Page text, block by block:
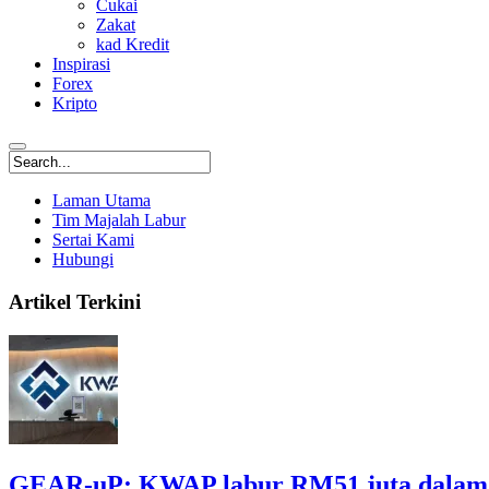
Cukai
Zakat
kad Kredit
Inspirasi
Forex
Kripto
Laman Utama
Tim Majalah Labur
Sertai Kami
Hubungi
Artikel Terkini